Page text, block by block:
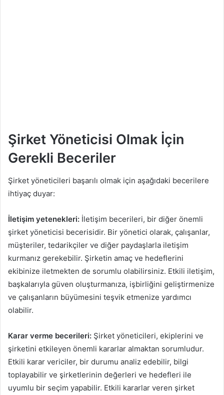
Şirket Yöneticisi Olmak İçin
Gerekli Beceriler
Şirket yöneticileri başarılı olmak için aşağıdaki becerilere
ihtiyaç duyar:
İletişim yetenekleri: İletişim becerileri, bir diğer önemli
şirket yöneticisi becerisidir. Bir yönetici olarak, çalışanlar,
müşteriler, tedarikçiler ve diğer paydaşlarla iletişim
kurmanız gerekebilir. Şirketin amaç ve hedeflerini
ekibinize iletmekten de sorumlu olabilirsiniz. Etkili iletişim,
başkalarıyla güven oluşturmanıza, işbirliğini geliştirmenize
ve çalışanların büyümesini teşvik etmenize yardımcı
olabilir.
Karar verme becerileri: Şirket yöneticileri, ekiplerini ve
şirketini etkileyen önemli kararlar almaktan sorumludur.
Etkili karar vericiler, bir durumu analiz edebilir, bilgi
toplayabilir ve şirketlerinin değerleri ve hedefleri ile
uyumlu bir seçim yapabilir. Etkili kararlar veren şirket